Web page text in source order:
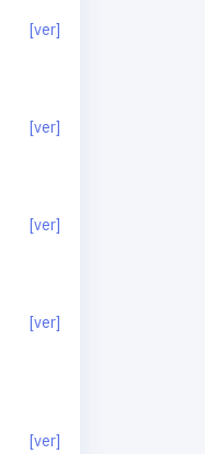
[ver]
[ver]
[ver]
[ver]
[ver]